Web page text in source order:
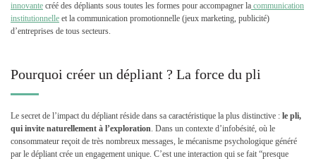
innovante créé des dépliants sous toutes les formes pour accompagner la communication
institutionnelle et la communication promotionnelle (jeux marketing, publicité)
d’entreprises de tous secteurs.
Pourquoi créer un dépliant ? La force du pli
Le secret de l’impact du dépliant réside dans sa caractéristique la plus distinctive : le pli,
qui invite naturellement à l’exploration. Dans un contexte d’infobésité, où le
consommateur reçoit de très nombreux messages, le mécanisme psychologique généré
par le dépliant crée un engagement unique. C’est une interaction qui se fait “presque